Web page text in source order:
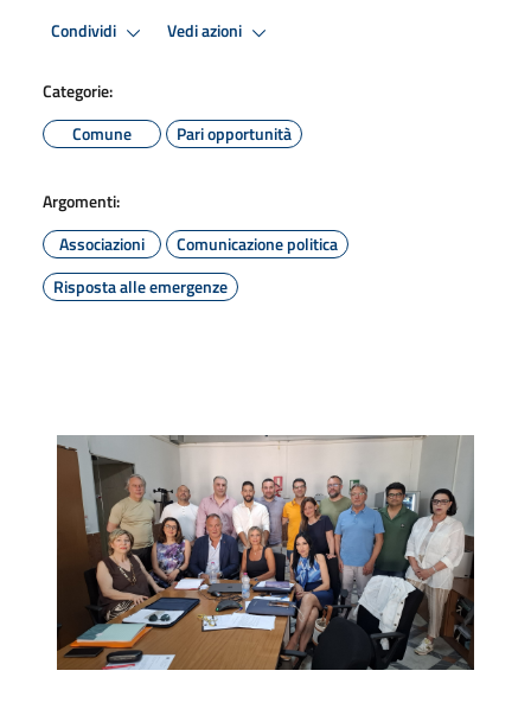
Condividi Vedi azioni
Categorie:
Comune
Pari opportunità
Argomenti:
Associazioni
Comunicazione politica
Risposta alle emergenze